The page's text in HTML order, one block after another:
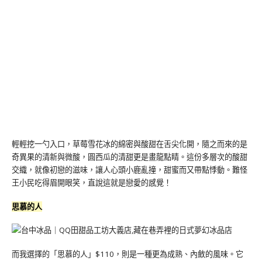
輕輕挖一勺入口，草莓雪花冰的綿密與酸甜在舌尖化開，隨之而來的是
奇異果的清新與微酸，圓西瓜的清甜更是畫龍點睛。這份多層次的酸甜
交織，就像初戀的滋味，讓人心頭小鹿亂撞，甜蜜而又帶點悸動。難怪
王小民吃得眉開眼笑，直說這就是戀愛的感覺！
思慕的人
而我選擇的「思慕的人」$110，則是一種更為成熟、內斂的風味。它